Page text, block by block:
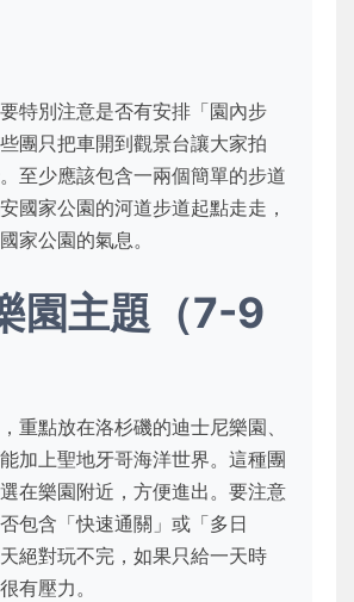
特別注意是否有安排「園內步
團只把車開到觀景台讓大家拍
至少應該包含一兩個簡單的步道
國家公園的河道步道起點走走，
家公園的氣息。
園主題（7-9
重點放在洛杉磯的迪士尼樂園、
加上聖地牙哥海洋世界。這種團
在樂園附近，方便進出。要注意
包含「快速通關」或「多日
絕對玩不完，如果只給一天時
有壓力。